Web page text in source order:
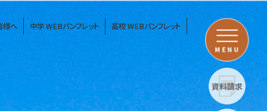
様へ 中学 WEBパンフレット 高校 WEBパンフレット
MENU
資料請求